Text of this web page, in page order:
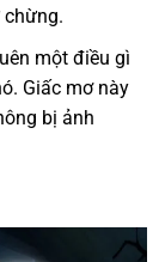
một điều gì
Giấc mơ này
bị ảnh